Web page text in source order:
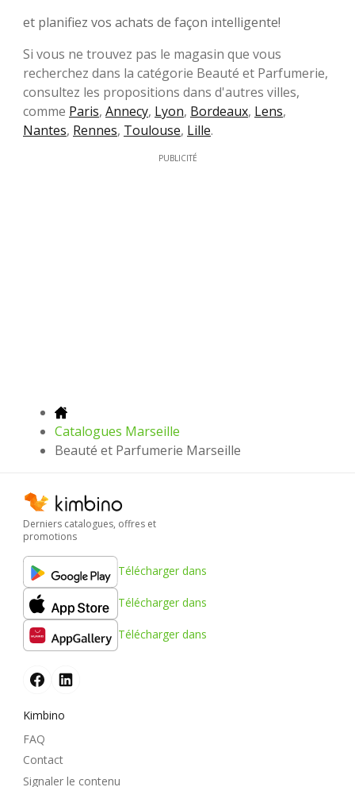
et planifiez vos achats de façon intelligente!
Si vous ne trouvez pas le magasin que vous
recherchez dans la catégorie Beauté et Parfumerie,
consultez les propositions dans d'autres villes,
comme Paris, Annecy, Lyon, Bordeaux, Lens,
Nantes, Rennes, Toulouse, Lille.
PUBLICITÉ
Catalogues Marseille
Beauté et Parfumerie Marseille
Derniers catalogues, offres et
promotions
Télécharger dans
Télécharger dans
Télécharger dans
Kimbino
FAQ
Contact
Signaler le contenu